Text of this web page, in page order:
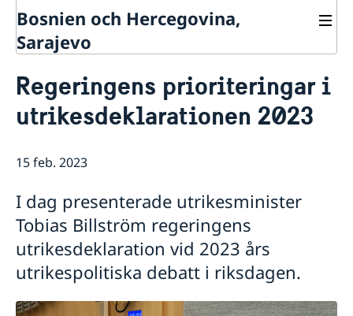
Bosnien och Hercegovina,
Sarajevo
Om oss
Data protection policy
Så stöttar vi svenska företag
Team Sweden
Anmäl handelshinder
Regeringens prioriteringar i
utrikesdeklarationen 2023
15 feb. 2023
I dag presenterade utrikesminister
Tobias Billström regeringens
utrikesdeklaration vid 2023 års
utrikespolitiska debatt i riksdagen.